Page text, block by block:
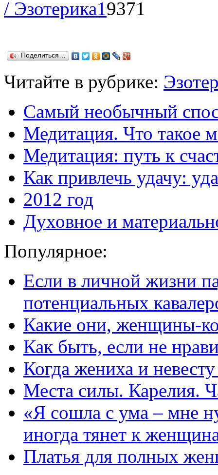
/ Эзотерика19371
Поделиться…
Читайте в рубрике:
Cамый необычный
Медитация. Что такое
Медитация: путь к
Как привлечь удачу:
2012 год
Духовное и
Популярное:
Если в личной жизни
потенциальных
Какие они, женщины-
Как быть, если не
Когда жениха и
Места силы. Карелия.
«Я сошла с ума – мне
иногда тянет к
Платья для полных